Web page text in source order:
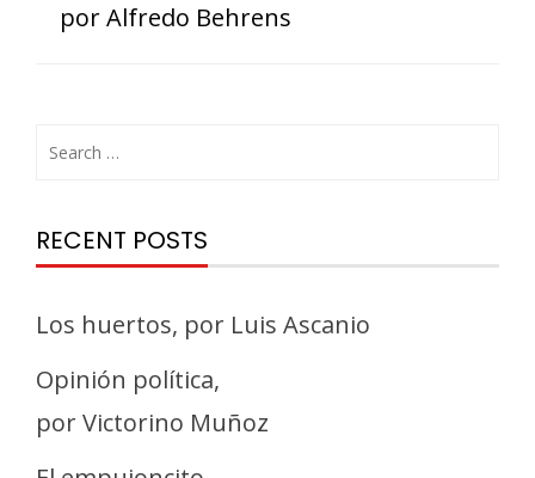
por Alfredo Behrens
RECENT POSTS
Los huertos, por Luis Ascanio
Opinión política,
por Victorino Muñoz